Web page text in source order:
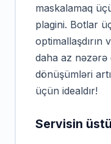
maskalamaq
plagini. Botlar
optimallaşdırın
daha az
dönüşümləri
üçün idealdır!
Servisin